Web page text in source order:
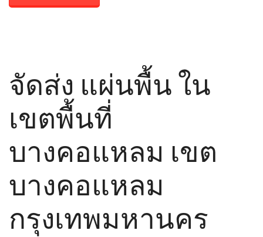
จัดส่ง แผ่นพื้น ใน
เขตพื้นที่
บางคอแหลม เขต
บางคอแหลม
กรุงเทพมหานคร